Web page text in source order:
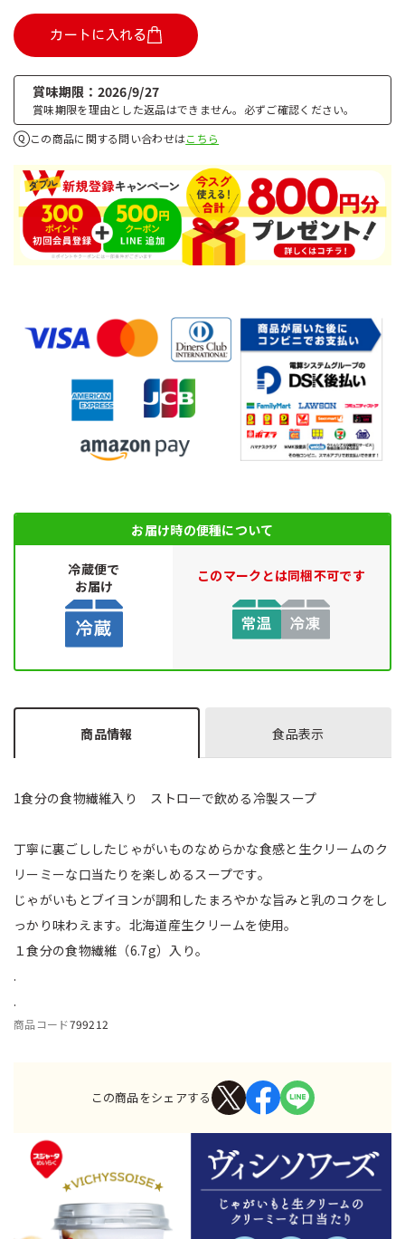
カートに入れる
賞味期限 2026/9/27
賞味期限を理由とした返品はできません。必ずご確認ください。
この商品に関する問い合わせはこちら
お届け時の便種について
冷蔵便で
お届け
このマークとは同梱不可です
商品情報
1食分の食物繊維入り ストローで飲める冷製スープ
丁寧に裏ごししたじゃがいものなめらかな食感と生クリームのク
リーミーな口当たりを楽しめるスープです。
じゃがいもとブイヨンが調和したまろやかな旨みと乳のコクをし
っかり味わえます。北海道産生クリームを使用。
１食分の食物繊維（6.7g）入り。
.
.
商品コード799212
食品表示
この商品をシェアする